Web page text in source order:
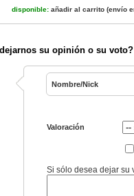
disponible: añadir al carrito (envío
su opinión o su voto?
Nombre/Nick
Valoración
Si sólo desea dejar su